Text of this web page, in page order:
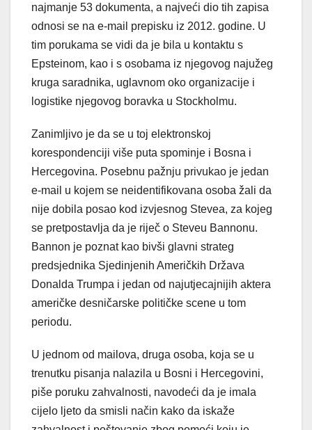
najmanje 53 dokumenta, a najveći dio tih zapisa
odnosi se na e-mail prepisku iz 2012. godine. U
tim porukama se vidi da je bila u kontaktu s
Epsteinom, kao i s osobama iz njegovog najužeg
kruga saradnika, uglavnom oko organizacije i
logistike njegovog boravka u Stockholmu.
Zanimljivo je da se u toj elektronskoj
korespondenciji više puta spominje i Bosna i
Hercegovina. Posebnu pažnju privukao je jedan
e-mail u kojem se neidentifikovana osoba žali da
nije dobila posao kod izvjesnog Stevea, za kojeg
se pretpostavlja da je riječ o Steveu Bannonu.
Bannon je poznat kao bivši glavni strateg
predsjednika Sjedinjenih Američkih Država
Donalda Trumpa i jedan od najutjecajnijih aktera
američke desničarske političke scene u tom
periodu.
U jednom od mailova, druga osoba, koja se u
trenutku pisanja nalazila u Bosni i Hercegovini,
piše poruku zahvalnosti, navodeći da je imala
cijelo ljeto da smisli način kako da iskaže